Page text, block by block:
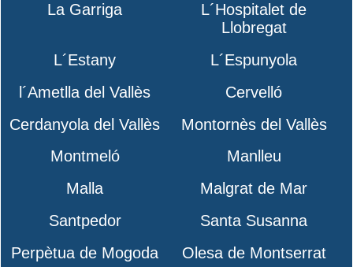
La Garriga
L´Hospitalet de
Llobregat
L´Estany
L´Espunyola
l´Ametlla del Vallès
Cervelló
Cerdanyola del Vallès
Montornès del Vallès
Montmeló
Manlleu
Malla
Malgrat de Mar
Santpedor
Santa Susanna
Perpètua de Mogoda
Olesa de Montserrat